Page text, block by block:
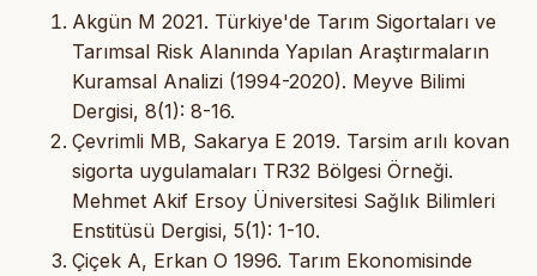
Akgün M 2021. Türkiye'de Tarım Sigortaları ve
Tarımsal Risk Alanında Yapılan Araştırmaların
Kuramsal Analizi (1994-2020). Meyve Bilimi
Dergisi, 8(1): 8-16.
Çevrimli MB, Sakarya E 2019. Tarsim arılı kovan
sigorta uygulamaları TR32 Bölgesi Örneği.
Mehmet Akif Ersoy Üniversitesi Sağlık Bilimleri
Enstitüsü Dergisi, 5(1): 1-10.
Çiçek A, Erkan O 1996. Tarım Ekonomisinde